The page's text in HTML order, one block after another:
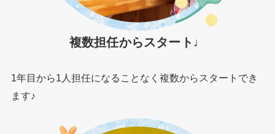
複数担任からスタート♩
1年目から1人担任になることなく複数からスタートでき
ます♪